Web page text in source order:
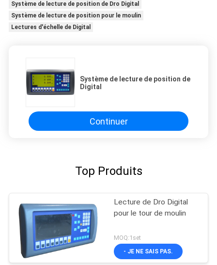
Système de lecture de position de Dro Digital
Système de lecture de position pour le moulin
Lectures d'échelle de Digital
Système de lecture de position de
Digital
Continuer
Top Produits
Lecture de Dro Digital
pour le tour de moulin
MOQ:1set
- JE NE SAIS PAS.